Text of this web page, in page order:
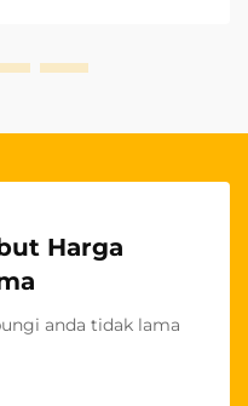
Harga
anda tidak lama